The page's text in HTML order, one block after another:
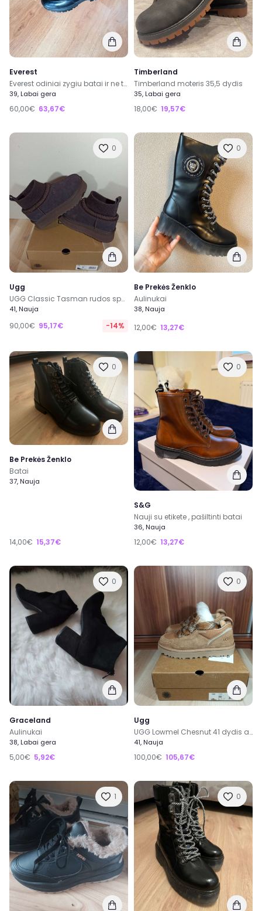
Everest
Everest odiniai zygiu batai ir ne tik 39 dydis
39, Labai gera
60,00€ 63,67€
Timberland
Timberland moteris 35,5 dydis
35, Labai gera
18,00€ 19,57€
0
Ugg
UGG Classic Tasman rudos spalvos aulinukai su avikailiu
41, Nauja
90,00€ 95,17€ -14%
0
Be Prekės Ženklo
Aulinukai
38, Nauja
12,00€ 13,27€
0
Be Prekės Ženklo
Batai
37, Nauja
14,00€ 15,37€
0
S&G
Nauji su etikete , pašiltinti batai
36, Nauja
12,00€ 13,27€
0
Graceland
Aulinukai
38, Labai gera
5,00€ 5,92€
0
Ugg
UGG Lowmel Chesnut 41 dydis aulinukai su avikailiu
41, Nauja
100,00€ 105,67€
1 0